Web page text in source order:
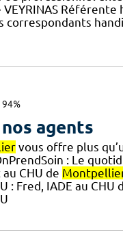
VEYRINAS Référente
correspondants
94%
agents
vous offre plus
: Le
CHU de
: Fred, IADE au CHU